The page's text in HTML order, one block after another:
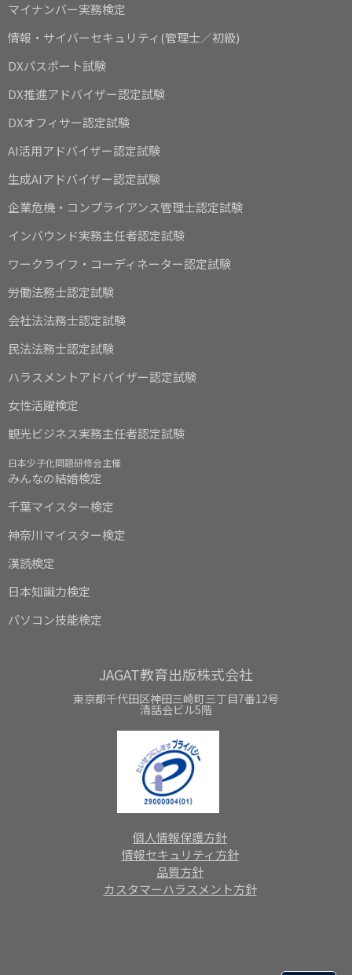
マイナンバー実務検定
情報・サイバーセキュリティ(管理士／初級)
DXパスポート試験
DX推進アドバイザー認定試験
DXオフィサー認定試験
AI活用アドバイザー認定試験
生成AIアドバイザー認定試験
企業危機・コンプライアンス管理士認定試験
インバウンド実務主任者認定試験
ワークライフ・コーディネーター認定試験
労働法務士認定試験
会社法法務士認定試験
民法法務士認定試験
ハラスメントアドバイザー認定試験
女性活躍検定
観光ビジネス実務主任者認定試験
日本少子化問題研修会主催
みんなの結婚検定
千葉マイスター検定
神奈川マイスター検定
漢読検定
日本知識力検定
パソコン技能検定
JAGAT教育出版株式会社
東京都千代田区神田三崎町三丁目7番12号
清話会ビル5階
個人情報保護方針
情報セキュリティ方針
品質方針
カスタマーハラスメント方針